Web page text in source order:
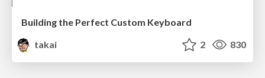
Building the Perfect Custom Keyboard
takai
2 830